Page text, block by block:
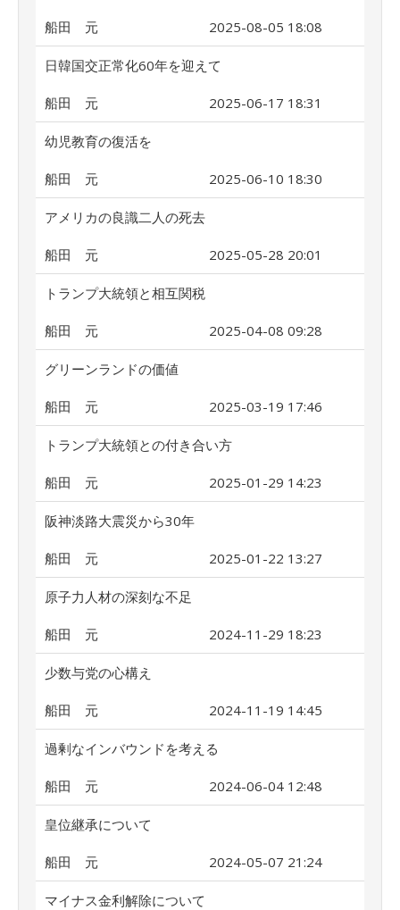
船田 元 2025-08-05 18:08
日韓国交正常化60年を迎えて
船田 元 2025-06-17 18:31
幼児教育の復活を
船田 元 2025-06-10 18:30
アメリカの良識二人の死去
船田 元 2025-05-28 20:01
トランプ大統領と相互関税
船田 元 2025-04-08 09:28
グリーンランドの価値
船田 元 2025-03-19 17:46
トランプ大統領との付き合い方
船田 元 2025-01-29 14:23
阪神淡路大震災から30年
船田 元 2025-01-22 13:27
原子力人材の深刻な不足
船田 元 2024-11-29 18:23
少数与党の心構え
船田 元 2024-11-19 14:45
過剰なインバウンドを考える
船田 元 2024-06-04 12:48
皇位継承について
船田 元 2024-05-07 21:24
マイナス金利解除について